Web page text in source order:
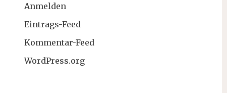
Anmelden
Eintrags-Feed
Kommentar-Feed
WordPress.org